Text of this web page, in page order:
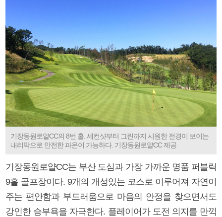
기장동원로얄CC의 8번 홀. 세컨샷부터 그린까지 시원한 전경이 보이는
내리막으로 안전한 파온이 가능하다. 기장동원로얄CC 제공
기장동원로얄CC는 부산 도심과 가장 가까운 명품 퍼블릭
9홀 골프장이다. 9개의 개성있는 코스로 이루어져 자연이
주는 편안함과 부드러움으로 마음의 안정을 찾으면서도
강인한 승부욕을 자극한다. 플레이어가 도전 의지를 만끽